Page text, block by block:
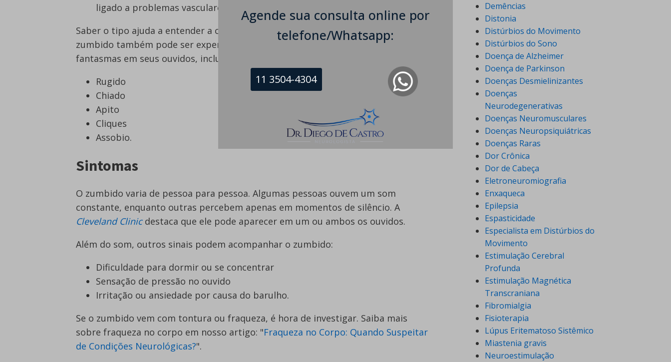
Agende sua consulta online por
telefone/Whatsapp:
11 3504-4304
ligado a problemas vasculares.
Saber o tipo ajuda a entender a causa. Você já notou como o seu zumbido soa? O
zumbido também pode ser experimentado como outros tipos de ruídos
fantasmas em seus ouvidos, incluindo:
Rugido
Chiado
Apito
Cliques
Assobio.
Sintomas
O zumbido varia de pessoa para pessoa. Algumas pessoas ouvem um som
constante, enquanto outras percebem apenas em momentos de silêncio. A
Cleveland Clinicdestaca que ele pode aparecer em um ou ambos os ouvidos.
Além do som, outros sinais podem acompanhar o zumbido:
Dificuldade para dormir ou se concentrar
Sensação de pressão no ouvido
Irritação ou ansiedade por causa do barulho.
Se o zumbido vem com tontura ou fraqueza, é hora de investigar. Saiba mais
sobre fraqueza no corpo em nosso artigo: "Fraqueza no Corpo: Quando Suspeitar
de Condições Neurológicas?".
Demências
Distonia
Distúrbios do Movimento
Distúrbios do Sono
Doença de Alzheimer
Doença de Parkinson
Doenças Desmielinizantes
Doenças
Neurodegenerativas
Doenças Neuromusculares
Doenças Neuropsiquiátricas
Doenças Raras
Dor Crônica
Dor de Cabeça
Eletroneuromiografia
Enxaqueca
Epilepsia
Espasticidade
Especialista em Distúrbios do
Movimento
Estimulação Cerebral
Profunda
Estimulação Magnética
Transcraniana
Fibromialgia
Fisioterapia
Lúpus Eritematoso Sistêmico
Miastenia gravis
Neuroestimulação